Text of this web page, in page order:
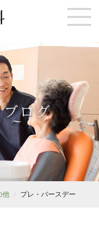
ブログ
他 プレ・バースデー